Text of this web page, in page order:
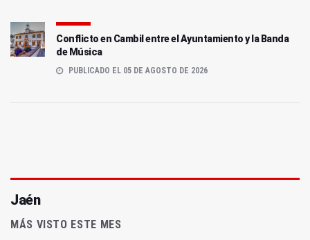
Conflicto en Cambil entre el Ayuntamiento y la Banda
de Música
PUBLICADO EL 05 DE AGOSTO DE 2026
Jaén
MÁS VISTO ESTE MES